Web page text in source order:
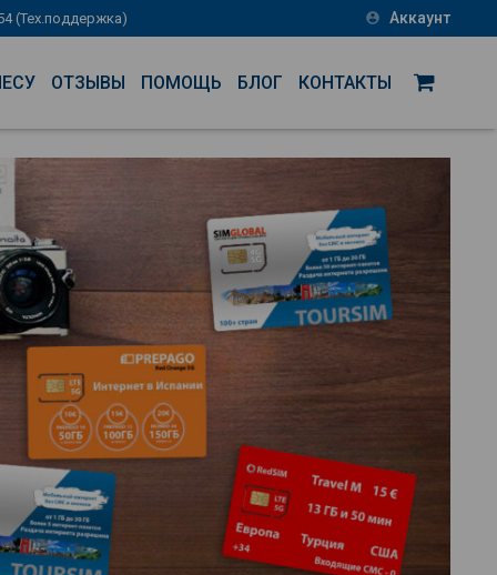
(Тех.поддержка) account_circle Аккаунт
ОТЗЫВЫ ПОМОЩЬ БЛОГ КОНТАКТЫ